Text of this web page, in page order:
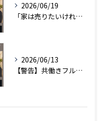
2026/06/19
「家は売りたいけれど、引っ越しはしたくない…」
2026/06/13
【警告】共働きフルローンでのマイホーム購入、ちょっと待って！...